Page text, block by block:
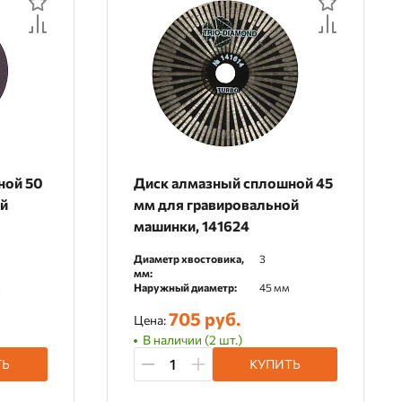
50
Диск алмазный сплошной 45
мм для гравировальной
машинки, 141624
Диаметр хвостовика,
мм:
3
Наружный диаметр: 45 мм
Цена:705 руб.
В наличии (2 шт.)
КУПИТЬ